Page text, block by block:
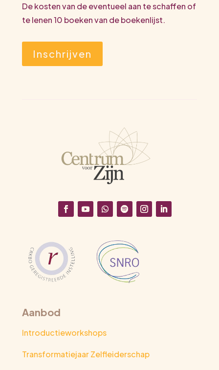
De kosten van de eventueel aan te schaffen of
te lenen 10 boeken van de boekenlijst.
Inschrijven
Aanbod
Introductieworkshops
Transformatiejaar Zelfleiderschap